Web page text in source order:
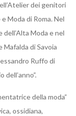
dei genitori
Moda di Roma. Nel
Moda e nel
Mafalda di Savoia
Ruffo di
della moda”
ossidiana,